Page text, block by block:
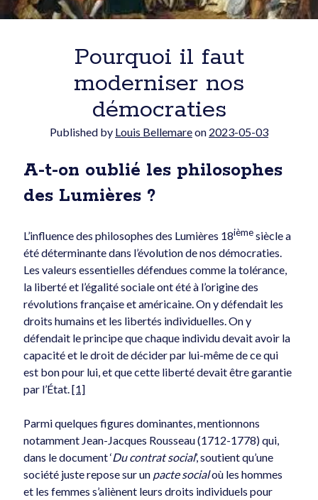
Courriel:
Articles récents
ACEUM : le plus grand risque, c’est notre dépendance au
marché américain
Le péage routier : pas nécessairement une bonne idée
Pourquoi il faut
moderniser nos
démocraties
Published by Louis Bellemareon 2023-05-03
A-t-on oublié les philosophes
des Lumières ?
L’influence des philosophes des Lumières 18ièmesiècle a
été déterminante dans l’évolution de nos démocraties.
Les valeurs essentielles défendues comme la tolérance,
la liberté et l’égalité sociale ont été à l’origine des
révolutions française et américaine. On y défendait les
droits humains et les libertés individuelles. On y
défendait le principe que chaque individu devait avoir la
capacité et le droit de décider par lui-même de ce qui
est bon pour lui, et que cette liberté devait être garantie
par l’État.[1]
Parmi quelques figures dominantes, mentionnons
notamment Jean-Jacques Rousseau (1712-1778) qui,
dans le document ‘Du contrat social’, soutient qu’une
société juste repose sur un pacte socialoù les hommes
et les femmes s’aliènent leurs droits individuels pour